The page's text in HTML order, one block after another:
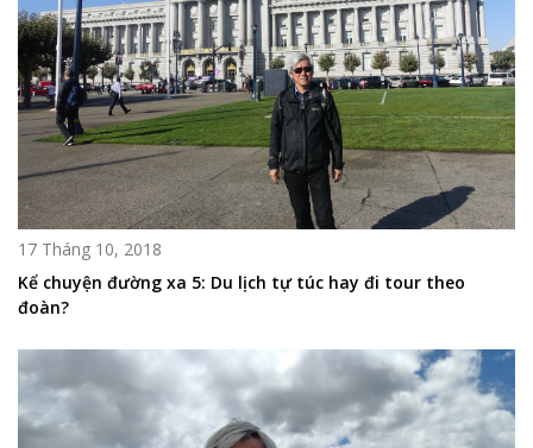
17 Tháng 10, 2018
Kể chuyện đường xa 5: Du lịch tự túc hay đi tour theo
đoàn?